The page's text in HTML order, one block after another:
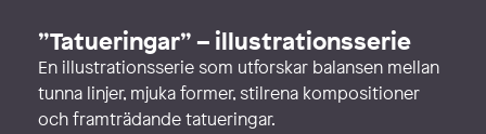
”Tatueringar” – illustrationsserie
En illustrationsserie som utforskar balansen mellan
tunna linjer, mjuka former, stilrena kompositioner
och framträdande tatueringar.